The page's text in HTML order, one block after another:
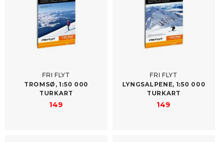
FRI FLYT
TROMSØ, 1:50 000
TURKART
149
FRI FLYT
LYNGSALPENE, 1:50 000
TURKART
149